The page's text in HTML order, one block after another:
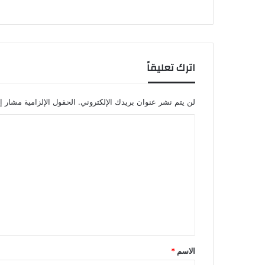
اترك تعليقاً
لن يتم نشر عنوان بريدك الإلكتروني. الحقول الإلزامية مشار
*
الاسم *